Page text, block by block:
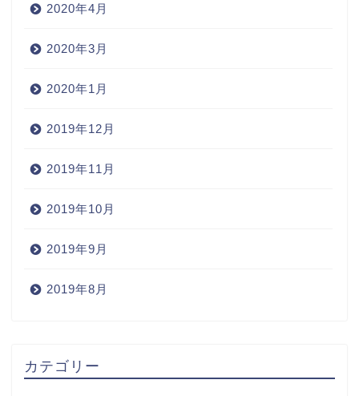
2020年4月
2020年3月
2020年1月
2019年12月
2019年11月
2019年10月
2019年9月
2019年8月
カテゴリー
Wine